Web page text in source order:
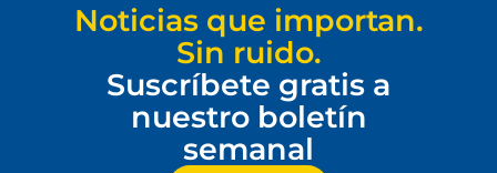
Noticias que importan.
Sin ruido.
Suscríbete gratis a
nuestro boletín
semanal